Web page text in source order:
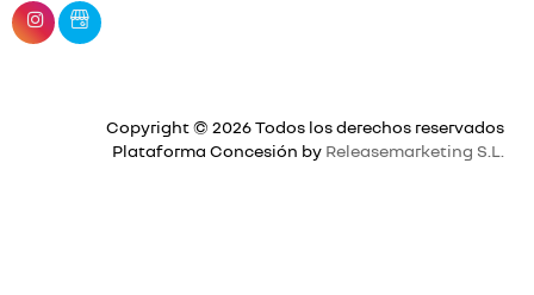
Copyright © 2026 Todos los derechos reservados
Plataforma Concesión by Releasemarketing S.L.